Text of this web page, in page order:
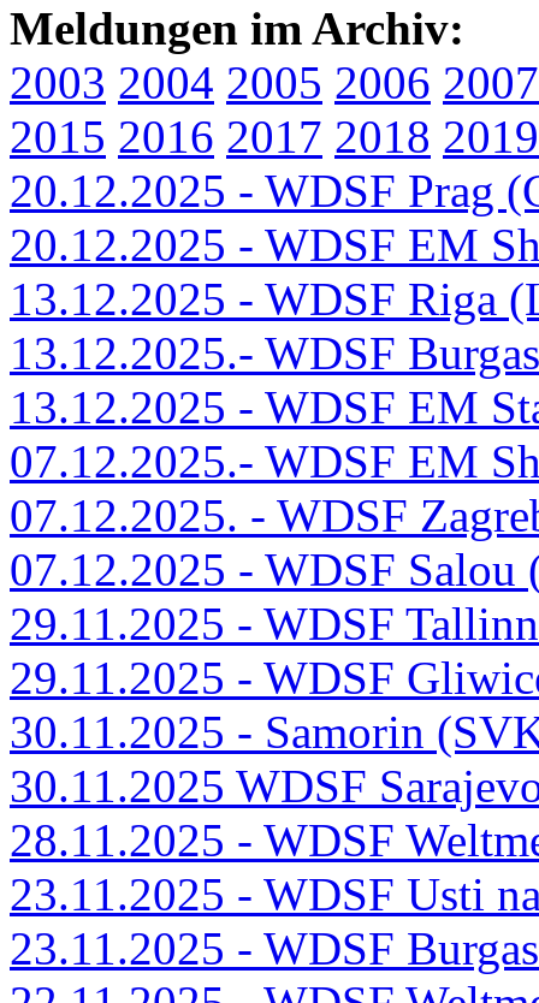
Meldungen im Archiv:
2003 2004 2005 2006 2007
2015 2016 2017 2018 2019
20.12.2025 - WDSF Prag
20.12.2025 - WDSF EM
13.12.2025 - WDSF Riga
13.12.2025.- WDSF
13.12.2025 - WDSF EM
07.12.2025.- WDSF EM
07.12.2025. - WDSF
07.12.2025 - WDSF Salou
29.11.2025 - WDSF
29.11.2025 - WDSF
30.11.2025 - Samorin
30.11.2025 WDSF
28.11.2025 - WDSF
23.11.2025 - WDSF Usti
23.11.2025 - WDSF